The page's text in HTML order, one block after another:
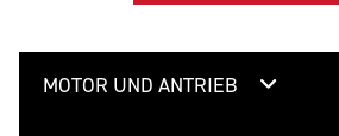
MOTOR UND ANTRIEB